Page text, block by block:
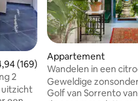
beoordeling van 4,94
(169)
2
Appartement
Wandelen in een
VillaTozzoliHouse
Geweldige
Golf van Sorrento